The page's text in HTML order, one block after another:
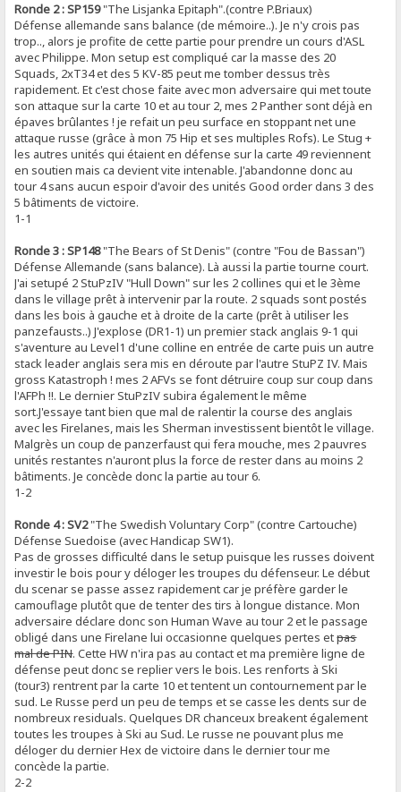
Ronde 2 : SP159"The Lisjanka Epitaph".(contre P.Briaux)
Défense allemande sans balance (de mémoire..). Je n'y crois pas
trop.., alors je profite de cette partie pour prendre un cours d'ASL
avec Philippe. Mon setup est compliqué car la masse des 20
Squads, 2xT34 et des 5 KV-85 peut me tomber dessus très
rapidement. Et c'est chose faite avec mon adversaire qui met toute
son attaque sur la carte 10 et au tour 2, mes 2 Panther sont déjà en
épaves brûlantes ! je refait un peu surface en stoppant net une
attaque russe (grâce à mon 75 Hip et ses multiples Rofs). Le Stug +
les autres unités qui étaient en défense sur la carte 49 reviennent
en soutien mais ca devient vite intenable. J'abandonne donc au
tour 4 sans aucun espoir d'avoir des unités Good order dans 3 des
5 bâtiments de victoire.
1-1
Ronde 3 : SP148"The Bears of St Denis" (contre "Fou de Bassan")
Défense Allemande (sans balance). Là aussi la partie tourne court.
J'ai setupé 2 StuPzIV "Hull Down" sur les 2 collines qui et le 3ème
dans le village prêt à intervenir par la route. 2 squads sont postés
dans les bois à gauche et à droite de la carte (prêt à utiliser les
panzefausts..) J'explose (DR1-1) un premier stack anglais 9-1 qui
s'aventure au Level1 d'une colline en entrée de carte puis un autre
stack leader anglais sera mis en déroute par l'autre StuPZ IV. Mais
gross Katastroph ! mes 2 AFVs se font détruire coup sur coup dans
l'AFPh !!. Le dernier StuPzIV subira également le même
sort.J'essaye tant bien que mal de ralentir la course des anglais
avec les Firelanes, mais les Sherman investissent bientôt le village.
Malgrès un coup de panzerfaust qui fera mouche, mes 2 pauvres
unités restantes n'auront plus la force de rester dans au moins 2
bâtiments. Je concède donc la partie au tour 6.
1-2
Ronde 4 : SV2"The Swedish Voluntary Corp" (contre Cartouche)
Défense Suedoise (avec Handicap SW1).
Pas de grosses difficulté dans le setup puisque les russes doivent
investir le bois pour y déloger les troupes du défenseur. Le début
du scenar se passe assez rapidement car je préfère garder le
camouflage plutôt que de tenter des tirs à longue distance. Mon
adversaire déclare donc son Human Wave au tour 2 et le passage
obligé dans une Firelane lui occasionne quelques pertes etpas
mal de PIN. Cette HW n'ira pas au contact et ma première ligne de
défense peut donc se replier vers le bois. Les renforts à Ski
(tour3) rentrent par la carte 10 et tentent un contournement par le
sud. Le Russe perd un peu de temps et se casse les dents sur de
nombreux residuals. Quelques DR chanceux breakent également
toutes les troupes à Ski au Sud. Le russe ne pouvant plus me
déloger du dernier Hex de victoire dans le dernier tour me
concède la partie.
2-2